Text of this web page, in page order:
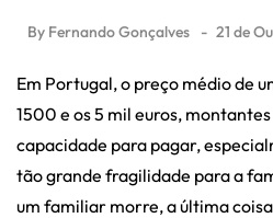
By Fernando Gonçalves 21 de
Em Portugal, o preço médio de
1500 e os 5 mil euros,
capacidade para pagar,
tão grande fragilidade para a
um familiar morre, a última